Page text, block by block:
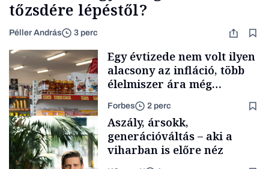
tőzsdére lépéstől?
Péller András 3 perc
Egy évtizede nem volt ilyen
alacsony az infláció, több
élelmiszer ára még
rohamosan csökken is
Forbes 2 perc
Aszály, ársokk,
generációváltás – aki a
viharban is előre néz